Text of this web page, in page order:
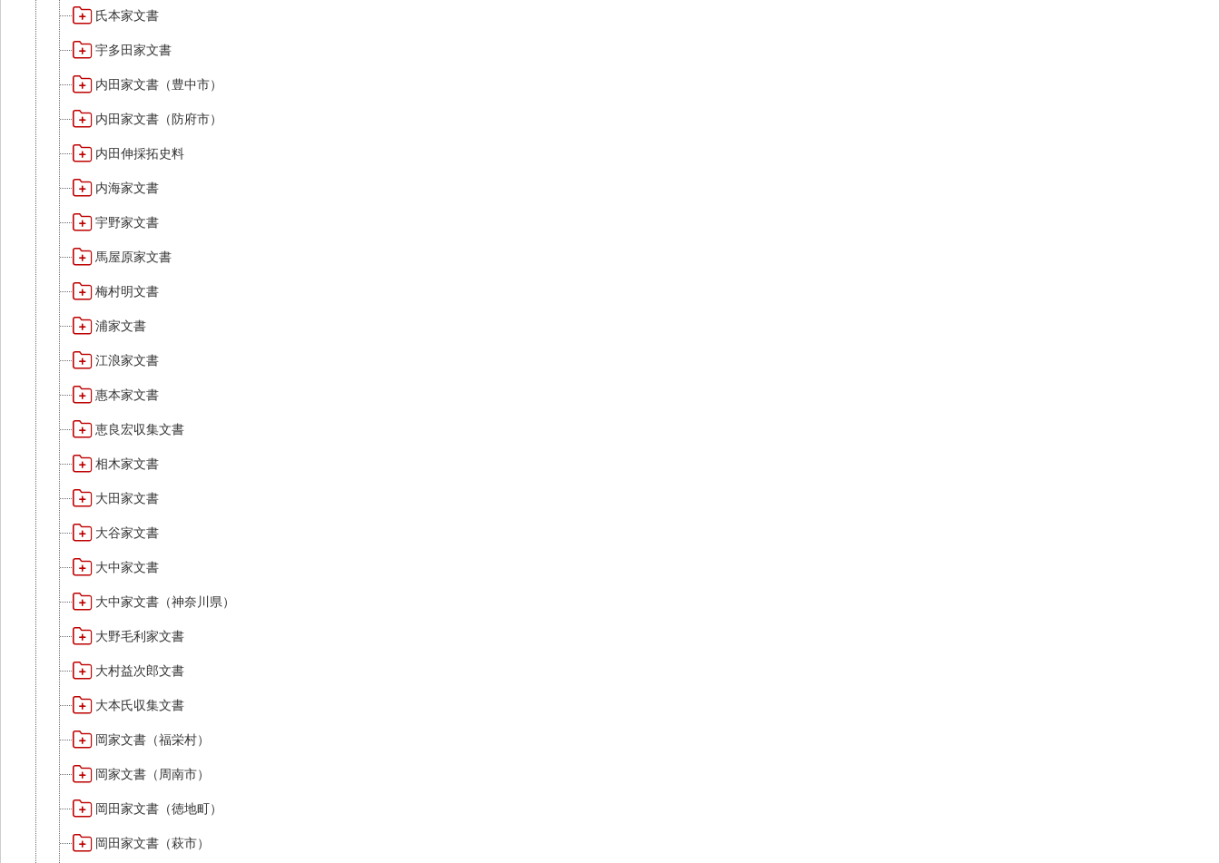
氏本家文書
宇多田家文書
内田家文書（豊中市）
内田家文書（防府市）
内田伸採拓史料
内海家文書
宇野家文書
馬屋原家文書
梅村明文書
浦家文書
江浪家文書
惠本家文書
恵良宏収集文書
相木家文書
大田家文書
大谷家文書
大中家文書
大中家文書（神奈川県）
大野毛利家文書
大村益次郎文書
大本氏収集文書
岡家文書（福栄村）
岡家文書（周南市）
岡田家文書（徳地町）
岡田家文書（萩市）